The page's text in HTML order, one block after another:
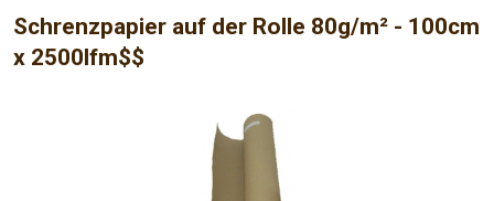
Schrenzpapier auf der Rolle 80g/m² - 100cm
x 2500lfm$$